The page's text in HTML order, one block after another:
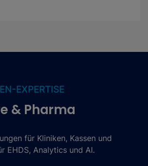
EXPERTISE
& Pharma
für Kliniken, Kassen und
EHDS, Analytics und AI.